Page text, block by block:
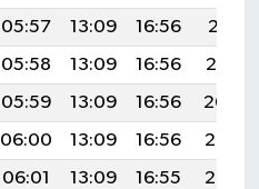
05:57 13:09 16:56
20:11
05:58 13:09 16:56
20:10
05:59 13:09 16:56
20:09
06:00 13:09 16:56
20:08
06:01 13:09 16:55
20:07